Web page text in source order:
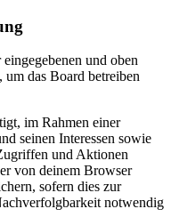
und oben
um das Board betreiben
im Rahmen einer
seinen Interessen sowie
und Aktionen
von deinem Browser
sofern dies zur
notwendig